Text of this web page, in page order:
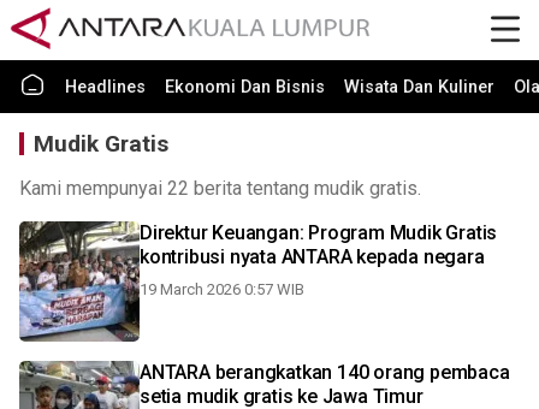
Headlines Ekonomi Dan Bisnis Wisata Dan Kuliner
Mudik Gratis
Kami mempunyai 22 berita tentang mudik gratis.
Direktur Keuangan: Program Mudik Gratis
kontribusi nyata ANTARA kepada negara
19 March 2026 0:57 WIB
ANTARA berangkatkan 140 orang pembaca
setia mudik gratis ke Jawa Timur